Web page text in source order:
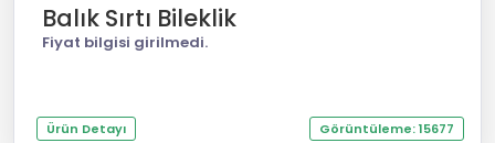
Balık Sırtı Bileklik
Fiyat bilgisi girilmedi.
Ürün Detayı Görüntüleme: 15677